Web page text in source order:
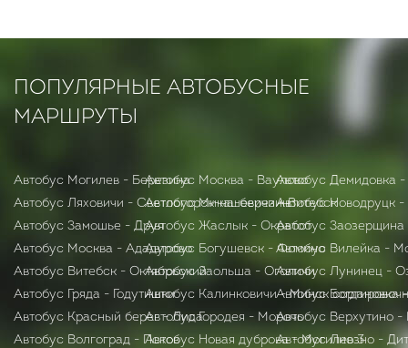
ПОПУЛЯРНЫЕ АВТОБУСНЫЕ
МАРШРУТЫ
Автобус Могилев - Березина
Автобус Ляховичи - Светлогорск-на-березин
Автобус Замошье - Друя
Автобус Москва - Ададурово
Автобус Витебск - Октябрьский
Автобус Гряда - Годутишки
Автобус Красный берег - Лида
Автобус Волгоград - Псков
Автобус Москва - Ваулово
Автобус Микашевичи - Витебск
Автобус Жаслык - Окработ
Автобус Богушевск - Фомино
Автобус Заольша - Оголичи
Автобус Калинковичи - Минск
Автобус Городея - Морочь
Автобус Новая дуброва - Могилев 3
Автобус Демидовка
Автобус Новодруцк -
Автобус
Автобус Вилейка -
Автобус Лунинец -
Автобус Богдановка
Автобус Верхутино -
Автобус Лиозно -